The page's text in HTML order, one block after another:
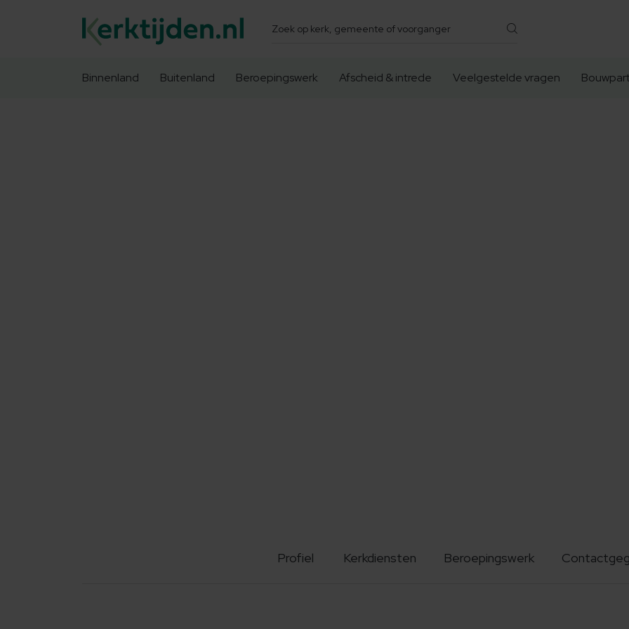
Zoeken
Binnenland Buitenland Beroepingswerk Afscheid & intrede Veelgestelde vragen
Profiel Kerkdiensten Beroepingswerk